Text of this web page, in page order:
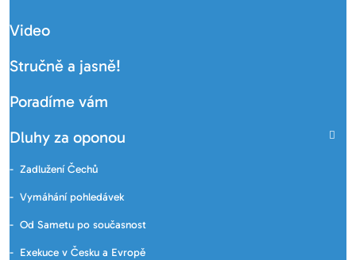
Video
Stručně a jasně!
Poradíme vám
Dluhy za oponou
Zadlužení Čechů
Vymáhání pohledávek
Od Sametu po současnost
Exekuce v Česku a Evropě